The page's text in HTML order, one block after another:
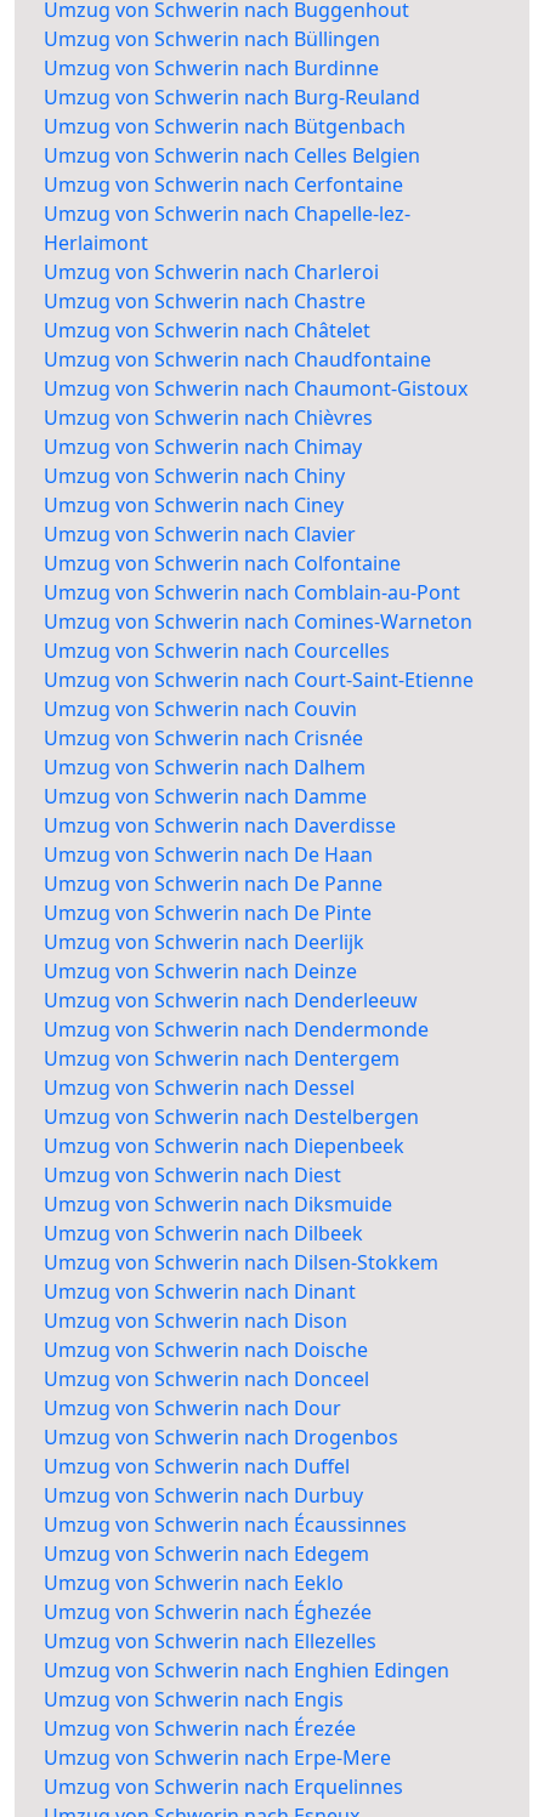
Umzug von Schwerin nach Buggenhout
Umzug von Schwerin nach Büllingen
Umzug von Schwerin nach Burdinne
Umzug von Schwerin nach Burg-Reuland
Umzug von Schwerin nach Bütgenbach
Umzug von Schwerin nach Celles Belgien
Umzug von Schwerin nach Cerfontaine
Umzug von Schwerin nach Chapelle-lez-
Herlaimont
Umzug von Schwerin nach Charleroi
Umzug von Schwerin nach Chastre
Umzug von Schwerin nach Châtelet
Umzug von Schwerin nach Chaudfontaine
Umzug von Schwerin nach Chaumont-Gistoux
Umzug von Schwerin nach Chièvres
Umzug von Schwerin nach Chimay
Umzug von Schwerin nach Chiny
Umzug von Schwerin nach Ciney
Umzug von Schwerin nach Clavier
Umzug von Schwerin nach Colfontaine
Umzug von Schwerin nach Comblain-au-Pont
Umzug von Schwerin nach Comines-Warneton
Umzug von Schwerin nach Courcelles
Umzug von Schwerin nach Court-Saint-Etienne
Umzug von Schwerin nach Couvin
Umzug von Schwerin nach Crisnée
Umzug von Schwerin nach Dalhem
Umzug von Schwerin nach Damme
Umzug von Schwerin nach Daverdisse
Umzug von Schwerin nach De Haan
Umzug von Schwerin nach De Panne
Umzug von Schwerin nach De Pinte
Umzug von Schwerin nach Deerlijk
Umzug von Schwerin nach Deinze
Umzug von Schwerin nach Denderleeuw
Umzug von Schwerin nach Dendermonde
Umzug von Schwerin nach Dentergem
Umzug von Schwerin nach Dessel
Umzug von Schwerin nach Destelbergen
Umzug von Schwerin nach Diepenbeek
Umzug von Schwerin nach Diest
Umzug von Schwerin nach Diksmuide
Umzug von Schwerin nach Dilbeek
Umzug von Schwerin nach Dilsen-Stokkem
Umzug von Schwerin nach Dinant
Umzug von Schwerin nach Dison
Umzug von Schwerin nach Doische
Umzug von Schwerin nach Donceel
Umzug von Schwerin nach Dour
Umzug von Schwerin nach Drogenbos
Umzug von Schwerin nach Duffel
Umzug von Schwerin nach Durbuy
Umzug von Schwerin nach Écaussinnes
Umzug von Schwerin nach Edegem
Umzug von Schwerin nach Eeklo
Umzug von Schwerin nach Éghezée
Umzug von Schwerin nach Ellezelles
Umzug von Schwerin nach Enghien Edingen
Umzug von Schwerin nach Engis
Umzug von Schwerin nach Érezée
Umzug von Schwerin nach Erpe-Mere
Umzug von Schwerin nach Erquelinnes